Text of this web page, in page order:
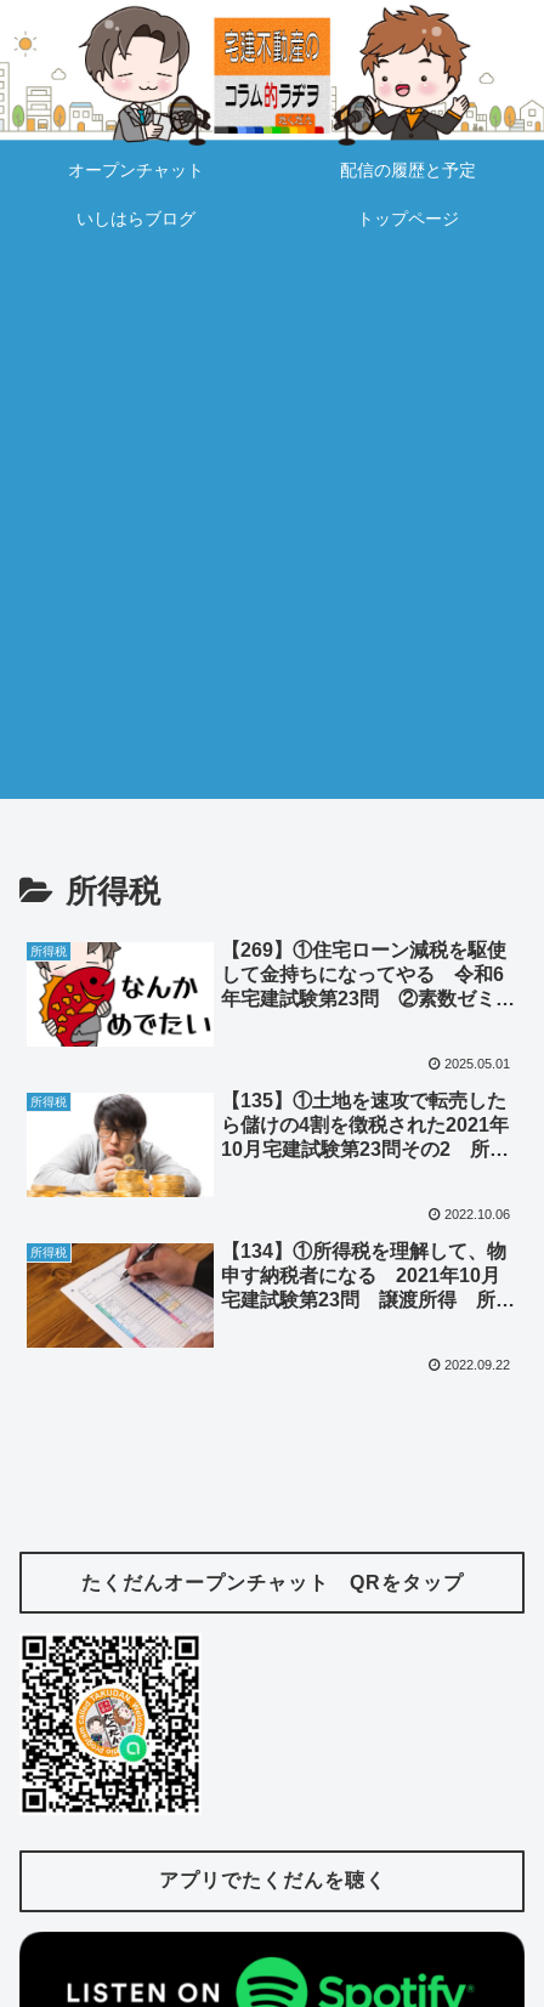
オープンチャット 配信の履歴と予定
いしはらブログ トップページ
所得税
所得税
【269】①住宅ローン減税を駆使
して金持ちになってやる 令和6
年宅建試験第23問 ②素数ゼミは
2025.05.01
所得税
【135】①土地を速攻で転売した
ら儲けの4割を徴税された2021年
10月宅建試験第23問その2 所得
2022.10.06
所得税
【134】①所得税を理解して、物
申す納税者になる 2021年10月
宅建試験第23問 譲渡所得 所得
2022.09.22
たくだんオープンチャット QRをタップ
アプリでたくだんを聴く